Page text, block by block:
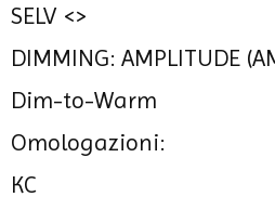
SELV <>
DIMMING: AMPLITUDE
Dim-to-Warm
Omologazioni:
KC